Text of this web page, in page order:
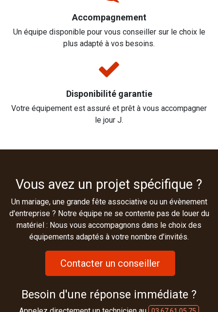
Accompagnement
Un équipe disponible pour vous conseiller sur le choix le
plus adapté à vos besoins.
Disponibilité garantie
Votre équipement est assuré et prêt à vous accompagner
le jour J.
Vous avez un projet spécifique ?
Un mariage, une grande fête associative ou un évènement
d'entreprise ? Notre équipe ne se contente pas de louer du
matériel : Nous vous accompagnons dans le choix des
équipements adaptés à votre nombre d'invités.
Contacter un conseiller
Besoin d'une réponse immédiate ?